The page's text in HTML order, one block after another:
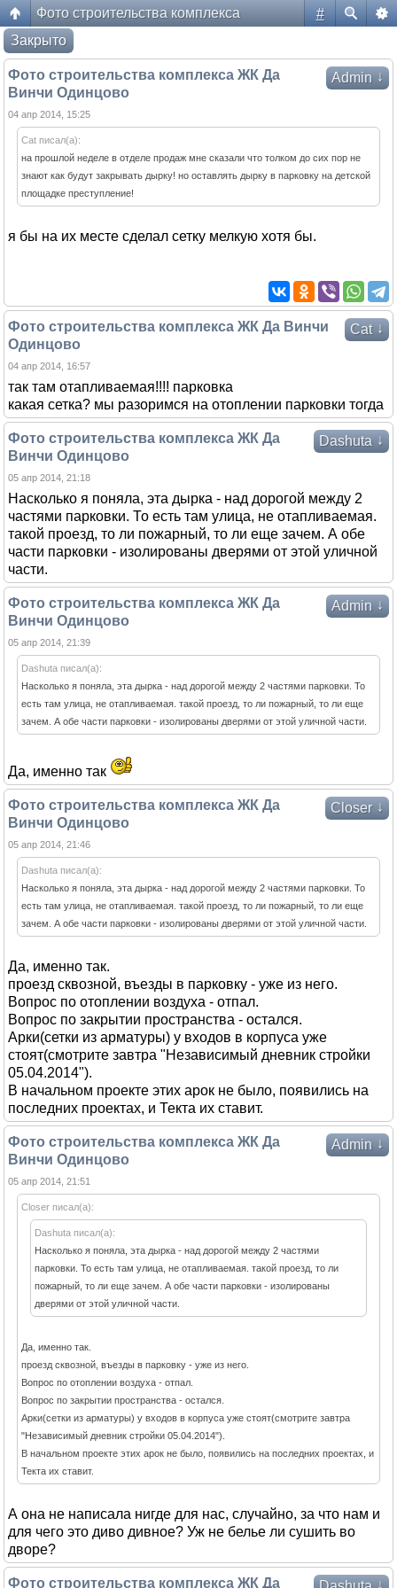
#
Фото строительства комплекса
Форум жителей ЖК Да Винчи
Закрыто
Admin ↓
Фото строительства комплекса ЖК Да
Винчи Одинцово
04 апр 2014, 15:25
Cat писал(а):
на прошлой неделе в отделе продаж мне сказали что толком до сих пор не
знают как будут закрывать дырку! но оставлять дырку в парковку на детской
площадке преступление!
я бы на их месте сделал сетку мелкую хотя бы.
Cat ↓
Фото строительства комплекса ЖК Да Винчи
Одинцово
04 апр 2014, 16:57
так там отапливаемая!!!! парковка
какая сетка? мы разоримся на отоплении парковки тогда
Dashuta ↓
Фото строительства комплекса ЖК Да
Винчи Одинцово
05 апр 2014, 21:18
Насколько я поняла, эта дырка - над дорогой между 2
частями парковки. То есть там улица, не отапливаемая.
такой проезд, то ли пожарный, то ли еще зачем. А обе
части парковки - изолированы дверями от этой уличной
части.
Admin ↓
Фото строительства комплекса ЖК Да
Винчи Одинцово
05 апр 2014, 21:39
Dashuta писал(а):
Насколько я поняла, эта дырка - над дорогой между 2 частями парковки. То
есть там улица, не отапливаемая. такой проезд, то ли пожарный, то ли еще
зачем. А обе части парковки - изолированы дверями от этой уличной части.
Да, именно так
Closer ↓
Фото строительства комплекса ЖК Да
Винчи Одинцово
05 апр 2014, 21:46
Dashuta писал(а):
Насколько я поняла, эта дырка - над дорогой между 2 частями парковки. То
есть там улица, не отапливаемая. такой проезд, то ли пожарный, то ли еще
зачем. А обе части парковки - изолированы дверями от этой уличной части.
Да, именно так.
проезд сквозной, въезды в парковку - уже из него.
Вопрос по отоплении воздуха - отпал.
Вопрос по закрытии пространства - остался.
Арки(сетки из арматуры) у входов в корпуса уже
стоят(смотрите завтра "Независимый дневник стройки
05.04.2014").
В начальном проекте этих арок не было, появились на
последних проектах, и Текта их ставит.
Admin ↓
Фото строительства комплекса ЖК Да
Винчи Одинцово
05 апр 2014, 21:51
Closer писал(а):
Dashuta писал(а):
Насколько я поняла, эта дырка - над дорогой между 2 частями
парковки. То есть там улица, не отапливаемая. такой проезд, то ли
пожарный, то ли еще зачем. А обе части парковки - изолированы
дверями от этой уличной части.
Да, именно так.
проезд сквозной, въезды в парковку - уже из него.
Вопрос по отоплении воздуха - отпал.
Вопрос по закрытии пространства - остался.
Арки(сетки из арматуры) у входов в корпуса уже стоят(смотрите завтра
"Независимый дневник стройки 05.04.2014").
В начальном проекте этих арок не было, появились на последних проектах, и
Текта их ставит.
А она не написала нигде для нас, случайно, за что нам и
для чего это диво дивное? Уж не белье ли сушить во
дворе?
↓
Фото строительства комплекса ЖК Да